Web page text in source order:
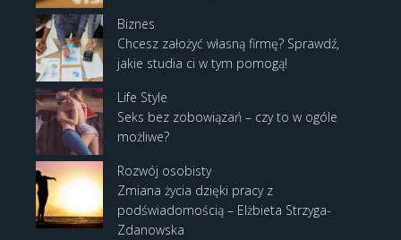
Biznes
Chcesz założyć własną firmę? Sprawdź,
jakie studia ci w tym pomogą!
Life Style
Seks bez zobowiązań – czy to w ogóle
możliwe?
Rozwój osobisty
Zmiana życia dzięki pracy z
podświadomością – Elżbieta Strzyga-
Zdanowska